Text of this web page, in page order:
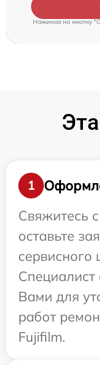
Нажимая на кнопку
1
Свяжитесь
оставьте
сервисного
Специалист
Вами для
работ
Fujifilm.